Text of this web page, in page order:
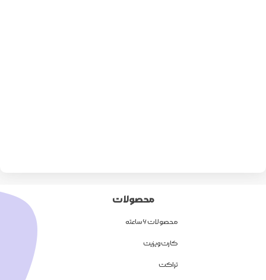
محصولات
محصولات 6 ساعته
کارت ویزیت
تراکت